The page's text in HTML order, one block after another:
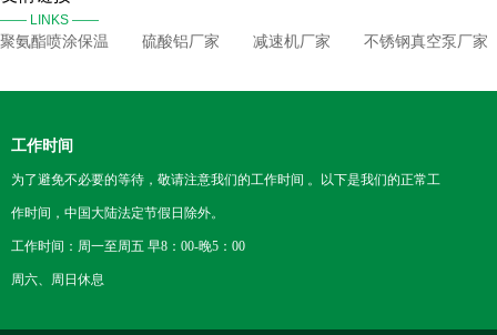
—— LINKS ——
聚氨酯喷涂保温 硫酸铝厂家 减速机厂家 不锈钢真空泵厂家
工作时间
为了避免不必要的等待，敬请注意我们的工作时间 。以下是我们的正常工
作时间，中国大陆法定节假日除外。
工作时间：周一至周五 早8：00-晚5：00
周六、周日休息